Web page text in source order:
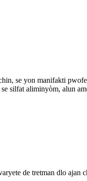
se yon manifakti
silfat aliminyòm, alun
de tretman dlo ajan